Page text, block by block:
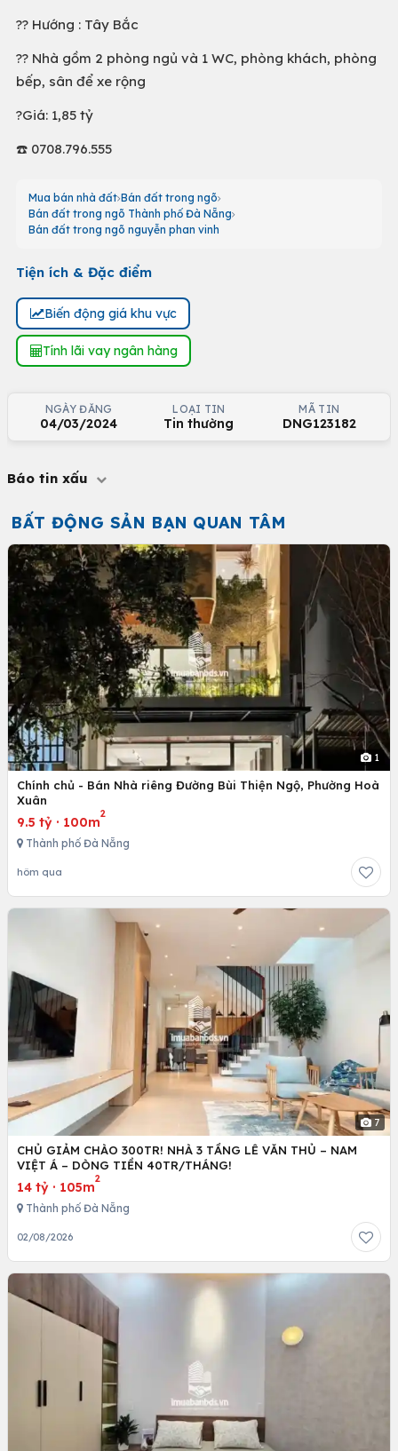
?? Hướng : Tây Bắc
?? Nhà gồm 2 phòng ngủ và 1 WC, phòng khách, phòng
bếp, sân để xe rộng
?Giá: 1,85 tỷ
☎️ 0708.796.555
Mua bán nhà đất Bán đất trong ngõ
Bán đất trong ngõ Thành phố Đà Nẵng
Bán đất trong ngõ nguyễn phan vinh
Tiện ích & Đặc điểm
Biến động giá khu vực
Tính lãi vay ngân hàng
NGÀY ĐĂNG
04/03/2024
LOẠI TIN
Tin thường
MÃ TIN
DNG123182
Báo tin xấu
BẤT ĐỘNG SẢN BẠN QUAN TÂM
1
Chính chủ - Bán Nhà riêng Đường Bùi Thiện Ngộ, Phường Hoà
Xuân
9.5 tỷ · 100m
2
Thành phố Đà Nẵng
hôm qua
7
CHỦ GIẢM CHÀO 300TR! NHÀ 3 TẦNG LÊ VĂN THỦ – NAM
VIỆT Á – DÒNG TIỀN 40TR/THÁNG!
14 tỷ · 105m
2
Thành phố Đà Nẵng
02/08/2026